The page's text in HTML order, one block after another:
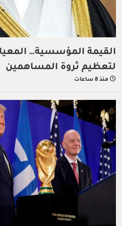
القيمة المؤسسية…
لتعظيم ثروة المساهمين
منذ 8 ساعات